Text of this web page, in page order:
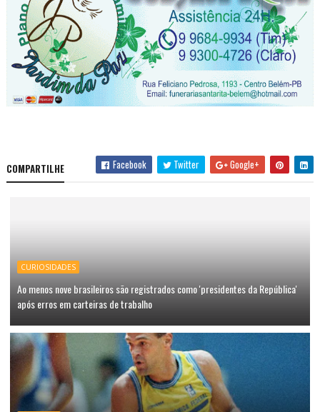
COMPARTILHE Facebook Twitter Google+
CURIOSIDADES
Ao menos nove brasileiros são registrados como 'presidentes da República'
após erros em carteiras de trabalho